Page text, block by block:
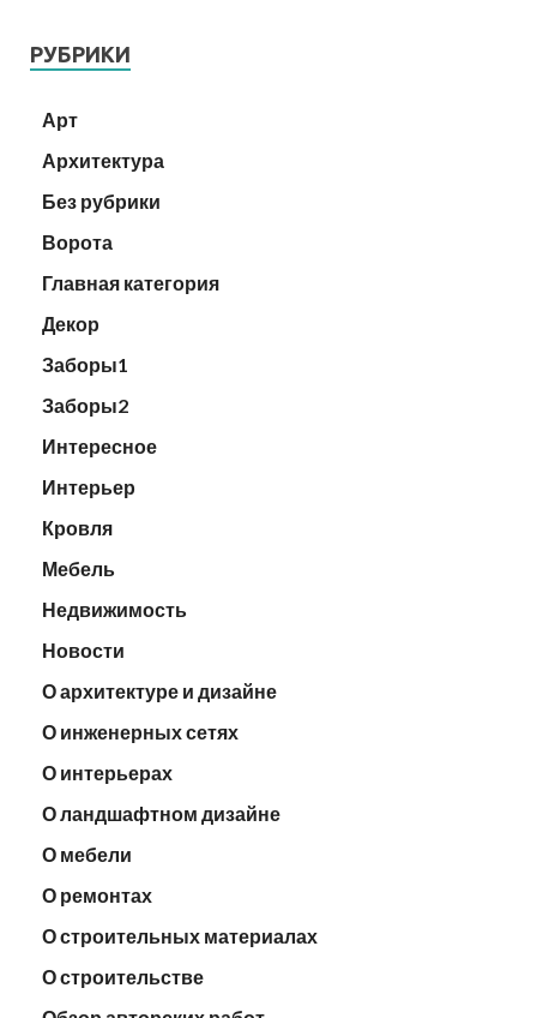
РУБРИКИ
Арт
Архитектура
Без рубрики
Ворота
Главная категория
Декор
Заборы1
Заборы2
Интересное
Интерьер
Кровля
Мебель
Недвижимость
Новости
О архитектуре и дизайне
О инженерных сетях
О интерьерах
О ландшафтном дизайне
О мебели
О ремонтах
О строительных материалах
О строительстве